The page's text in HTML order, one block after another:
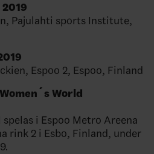
Pajulahti sports Institute,
Espoo 2, Espoo, Finland
World
i Espoo Metro Areena
rink 2 i Esbo, Finland, under